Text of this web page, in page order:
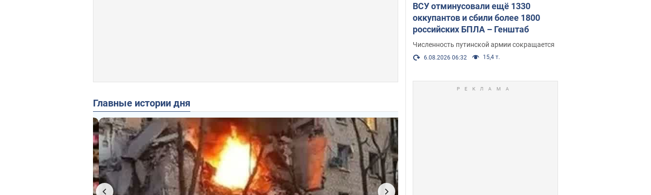
Главные истории дня
ВСУ отминусовали ещё 1330
оккупантов и сбили более 1800
российских БПЛА – Генштаб
Численность путинской армии сокращается
6.08.2026 06:32 15,4 т.